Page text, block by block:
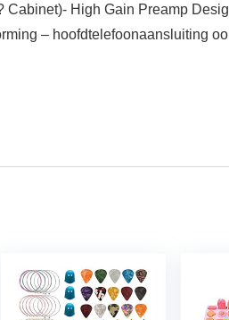
High Gain Preamp
– hoofdtelefoonaansluiting